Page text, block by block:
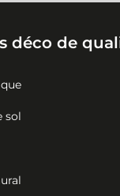
déco de
sol